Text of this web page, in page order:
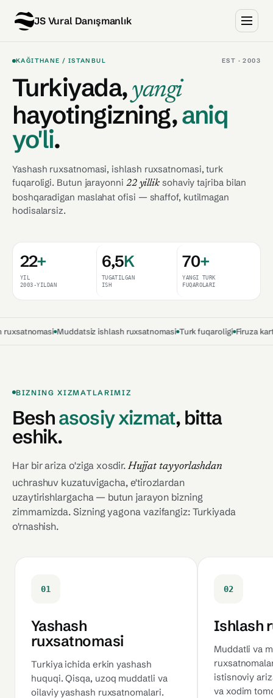
JS Vural Danışmanlık
KAĞITHANE / ISTANBUL EST · 2003
Turkiyada,yangi
hayotingizning,aniq
yo'li.
Yashash ruxsatnomasi, ishlash ruxsatnomasi, turk
fuqaroligi. Butun jarayonni 22 yillik sohaviy tajriba bilan
boshqaradigan maslahat ofisi — shaffof, kutilmagan
hodisalarsiz.
Jale Snejana Vural
22+
YIL
2003-YILDAN
6,5K
TUGATILGAN
ISH
70+
YANGI TURK
FUQAROLARI
Muddatsiz ishlash ruxsatnomasi Turk fuqaroligi Firuza karta
BIZNING XIZMATLARIMIZ
Beshasosiy xizmat, bitta
eshik.
Har bir ariza o'ziga xosdir. Hujjat tayyorlashdan
uchrashuv kuzatuvigacha, e'tirozlardan
uzaytirishlargacha — butun jarayon bizning
zimmamizda. Sizning yagona vazifangiz: Turkiyada
o'rnashish.
01
Yashash
ruxsatnomasi
Turkiya ichida erkin yashash
huquqi. Qisqa, uzoq muddatli va
oilaviy yashash ruxsatnomalari.
02
Ishlash
Muddatli va
istisnoviy
va xodim